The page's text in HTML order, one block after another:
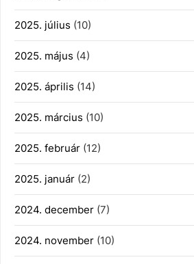
2025. július (10)
2025. május (4)
2025. április (14)
2025. március (10)
2025. február (12)
2025. január (2)
2024. december (7)
2024. november (10)